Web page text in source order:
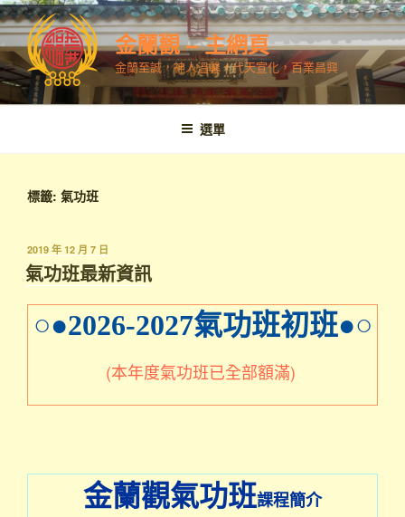
跳
至
內
容
金蘭觀 – 主網頁
金蘭至誠，神人溫馨，代天宣化，百業昌興
選單
標籤: 氣功班
發
表
於
2019 年 12 月 7 日
氣功班最新資訊
○●2026-2027氣功班初班●○
(本年度氣功班已全部額滿)
金蘭觀氣功班課程簡介